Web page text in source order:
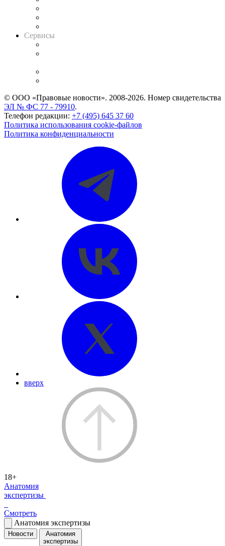
Сервисы
© ООО «Правовые новости». 2008-2026. Номер свидетельства
ЭЛ № ФС 77 - 79910.
Телефон редакции: +7 (495) 645 37 60
Политика использования cookie-файлов
Политика конфиденциальности
вверх
18+
Анатомия
экспертизы
Смотреть
Анатомия экспертизы
Новости
Анатомия
экспертизы